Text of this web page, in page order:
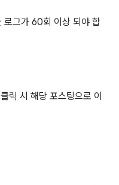
로그가 60회 이상 되야 합
릭 시 해당 포스팅으로 이